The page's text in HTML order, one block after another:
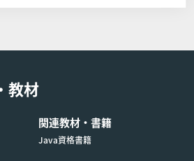
ス開催日の11営業日前(当該日
ます。
は1回に限るものとします。ま
コースの申し込みを取り消す場
教材
関連教材・書籍
Java資格書籍